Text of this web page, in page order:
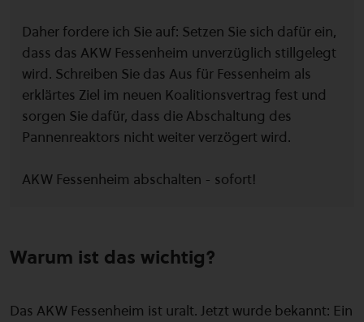
Daher fordere ich Sie auf: Setzen Sie sich dafür ein,
dass das AKW Fessenheim unverzüglich stillgelegt
wird. Schreiben Sie das Aus für Fessenheim als
erklärtes Ziel im neuen Koalitionsvertrag fest und
sorgen Sie dafür, dass die Abschaltung des
Pannenreaktors nicht weiter verzögert wird.
AKW Fessenheim abschalten - sofort!
Warum ist das wichtig?
Das AKW Fessenheim ist uralt. Jetzt wurde bekannt: Ein